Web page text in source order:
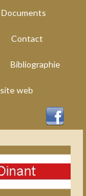
Documents
Contact
Bibliographie
web